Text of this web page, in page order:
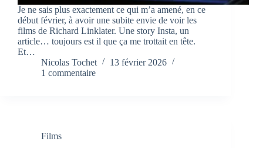
Je ne sais plus exactement ce qui m’a amené, en ce
début février, à avoir une subite envie de voir les
films de Richard Linklater. Une story Insta, un
article… toujours est il que ça me trottait en tête.
Et…
Nicolas Tochet
13 février 2026
1 commentaire
Films